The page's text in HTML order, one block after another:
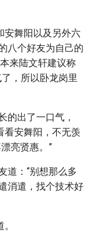
安舞阳以及另外六
八个好友为自己的
来陆文轩建议称
，所以卧龙岗里
的出了一口气，
看安舞阳，不无羡
亮贤惠。”
道：“别想那么多
消遣，找个技术好